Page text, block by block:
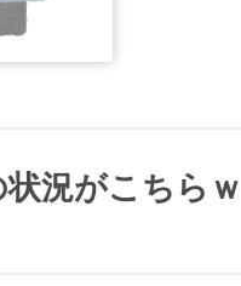
況がこちらｗ